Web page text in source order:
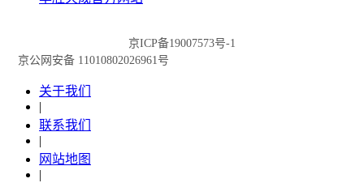
京ICP备19007573号-1
京公网安备 11010802026961号
关于我们
|
联系我们
|
网站地图
|